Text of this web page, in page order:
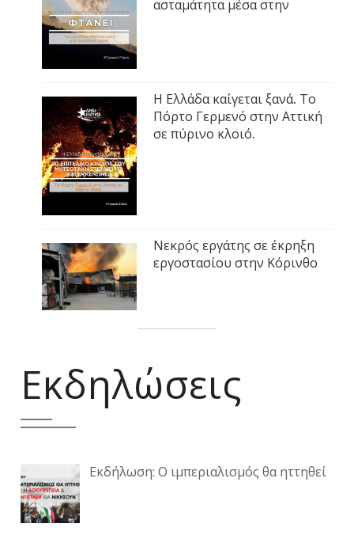
ασταμάτητα μέσα στην
Η Ελλάδα καίγεται ξανά. Το
Πόρτο Γερμενό στην Αττική
σε πύρινο κλοιό.
Νεκρός εργάτης σε έκρηξη
εργοστασίου στην Κόρινθο
Εκδηλώσεις
Εκδήλωση: Ο ιμπεριαλισμός θα ηττηθεί